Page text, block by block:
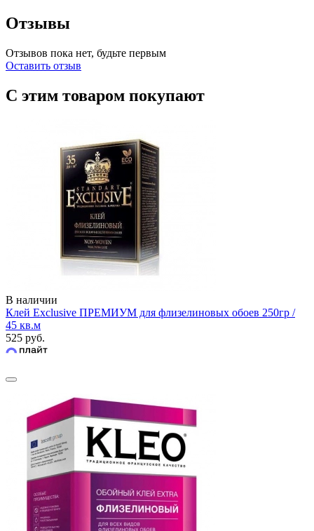
Отзывы
Отзывов пока нет, будьте первым
Оставить отзыв
С этим товаром покупают
В наличии
Клей Exclusive ПРЕМИУМ для флизелиновых обоев 250гр /
45 кв.м
525 руб.